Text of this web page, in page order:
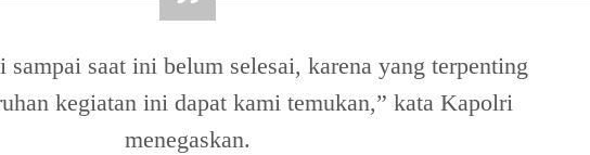
sampai saat ini belum selesai, karena yang terpenting
kegiatan ini dapat kami temukan,” kata Kapolri
menegaskan.